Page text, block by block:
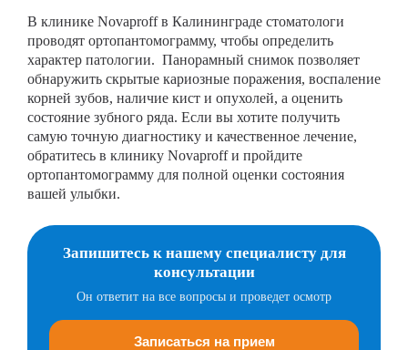
В клинике Novaproff в Калининграде стоматологи
проводят ортопантомограмму, чтобы определить
характер патологии. Панорамный снимок позволяет
обнаружить скрытые кариозные поражения, воспаление
корней зубов, наличие кист и опухолей, а оценить
состояние зубного ряда. Если вы хотите получить
самую точную диагностику и качественное лечение,
обратитесь в клинику Novaproff и пройдите
ортопантомограмму для полной оценки состояния
вашей улыбки.
Запишитесь к нашему специалисту для
консультации
Он ответит на все вопросы и проведет осмотр
Записаться на прием